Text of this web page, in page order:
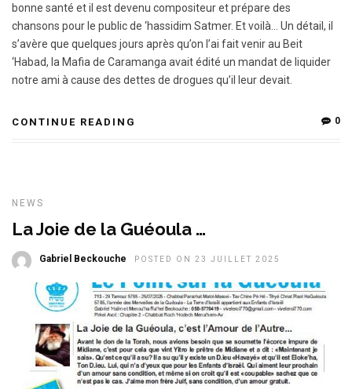
bonne santé et il est devenu compositeur et prépare des
chansons pour le public de ‘hassidim Satmer. Et voilà… Un détail, il
s’avère que quelques jours après qu’on l’ai fait venir au Beit
‘Habad, la Mafia de Caramanga avait édité un mandat de liquider
notre ami à cause des dettes de drogues qu’il leur devait.
CONTINUE READING 0
NEWS
La Joie de la Guéoula …
Gabriel Beckouche POSTED ON 23 JUILLET 2025